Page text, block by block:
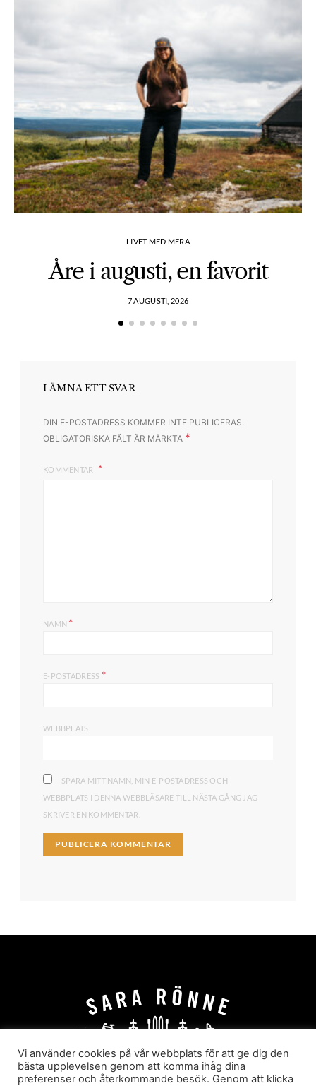
LIVET MED MERA
Åre i augusti, en favorit
7 AUGUSTI, 2026
LÄMNA ETT SVAR
DIN E-POSTADRESS KOMMER INTE PUBLICERAS.
OBLIGATORISKA FÄLT ÄR MÄRKTA *
KOMMENTAR
NAMN *
E-POSTADRESS *
WEBBPLATS
SPARA MITT NAMN, MIN E-POSTADRESS OCH
WEBBPLATS I DENNA WEBBLÄSARE TILL NÄSTA GÅNG JAG
SKRIVER EN KOMMENTAR.
Vi använder cookies på vår webbplats för att ge dig den
bästa upplevelsen genom att komma ihåg dina
preferenser och återkommande besök. Genom att klicka